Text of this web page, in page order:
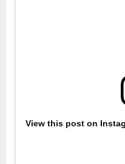
View this post on